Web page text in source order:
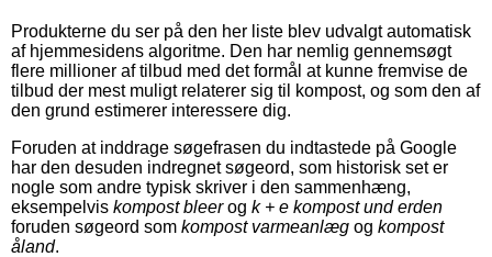
Produkterne du ser på den her liste blev udvalgt automatisk
af hjemmesidens algoritme. Den har nemlig gennemsøgt
flere millioner af tilbud med det formål at kunne fremvise de
tilbud der mest muligt relaterer sig til kompost, og som den af
den grund estimerer interessere dig.
Foruden at inddrage søgefrasen du indtastede på Google
har den desuden indregnet søgeord, som historisk set er
nogle som andre typisk skriver i den sammenhæng,
eksempelvis kompost bleerog k + e kompost und erden
foruden søgeord som kompost varmeanlæg og kompost
åland.